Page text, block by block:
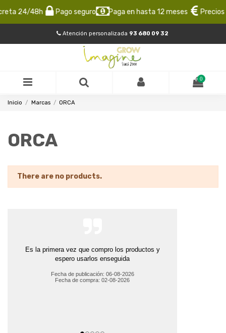
24/48h Pago seguro Paga en hasta 12 meses Precios
Atención personalizada 93 680 09 32
0
Inicio Marcas ORCA
ORCA
There are no products.
Es la primera vez que compro los productos y
espero usarlos enseguida
Fecha de publicación: 06-08-2026
Fecha de compra: 02-08-2026